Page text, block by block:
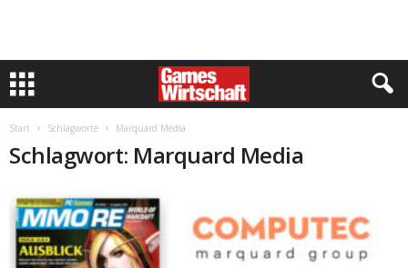
Start Schlagworte Marquard Media
Schlagwort: Marquard Media